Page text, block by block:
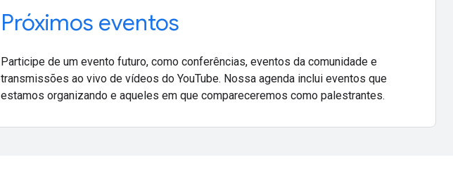
Próximos eventos
Participe de um evento futuro, como conferências, eventos da comunidade e
transmissões ao vivo de vídeos do YouTube. Nossa agenda inclui eventos que
estamos organizando e aqueles em que compareceremos como palestrantes.